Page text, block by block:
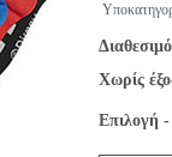
Χωρίς
Επιλογή